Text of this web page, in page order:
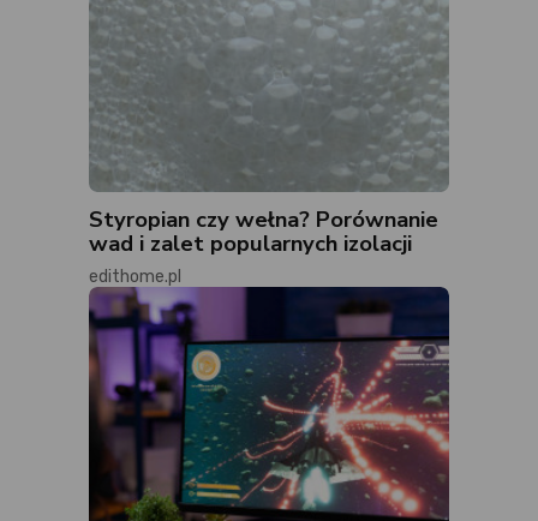
Styropian czy wełna? Porównanie
wad i zalet popularnych izolacji
edithome.pl